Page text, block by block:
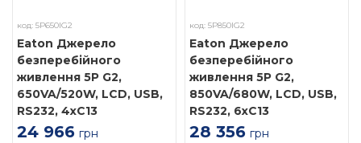
код: 5P650IG2
Eaton Джерело
безперебійного
живлення 5P G2,
650VA/520W, LCD, USB,
RS232, 4xC13
24 966 грн
код: 5P850IG2
Eaton Джерело
безперебійного
живлення 5P G2,
850VA/680W, LCD, USB,
RS232, 6xC13
28 356 грн